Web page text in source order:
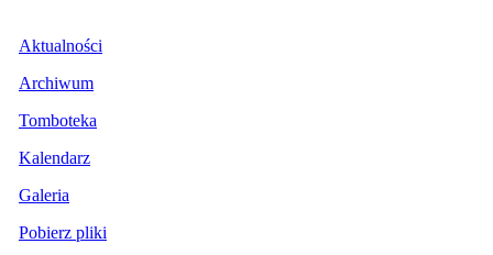
Aktualności
Archiwum
Tomboteka
Kalendarz
Galeria
Pobierz pliki